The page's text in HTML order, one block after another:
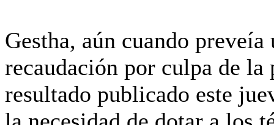
Gestha, aún cuando
recaudación por culpa de la
resultado publicado este